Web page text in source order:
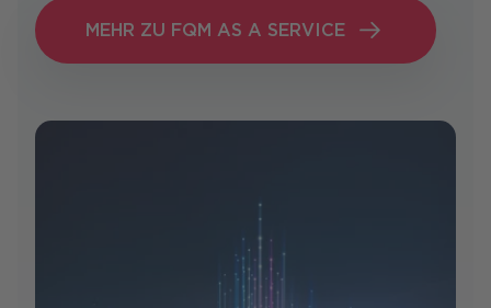
MEHR ZU FQM AS A SERVICE
MEHR ZU FQM AS A SERVICE